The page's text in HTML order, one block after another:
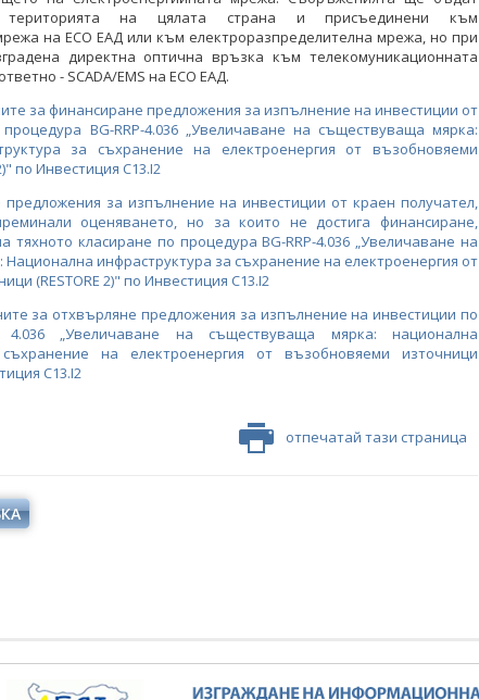
територията на цялата страна и присъединени към
на ЕСО ЕАД или към електроразпределителна мрежа, но при
директна оптична връзка към телекомуникационната
- SCADA/EMS на ЕСО ЕАД.
за финансиране предложения за изпълнение на инвестиции от
BG-RRP-4.036 „Увеличаване на съществуваща мярка:
за съхранение на електроенергия от възобновяеми
по Инвестиция C13.I2
предложения за изпълнение на инвестиции от краен получател,
оценяването, но за които не достига финансиране,
тяхното класиране по процедура BG-RRP-4.036 „Увеличаване на
инфраструктура за съхранение на електроенергия от
(RESTORE 2)" по Инвестиция C13.I2
за отхвърляне предложения за изпълнение на инвестиции по
4.036 „Увеличаване на съществуваща мярка: национална
на електроенергия от възобновяеми източници
C13.I2
отпечатай тази страница